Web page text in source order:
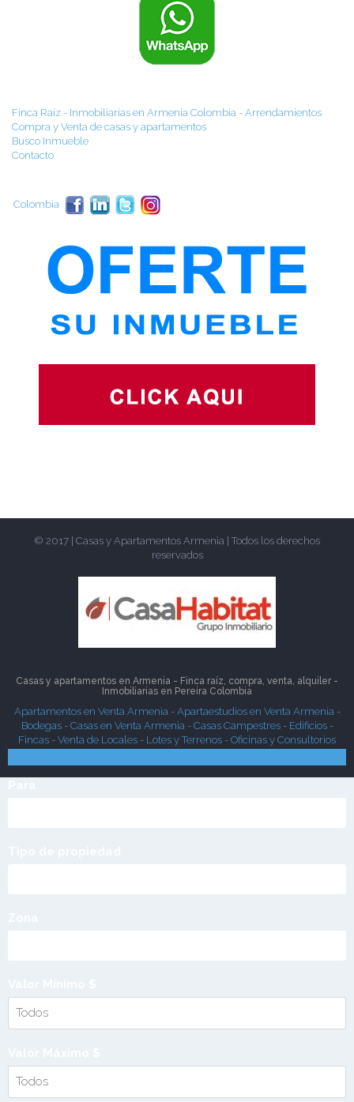
Finca Raíz - Inmobiliarias en Armenia Colombia - Arrendamientos
Compra y Venta de casas y apartamentos
Busco Inmueble
Contacto
Colombia
© 2017 | Casas y Apartamentos Armenia | Todos los derechos
reservados
Casas y apartamentos en Armenia - Finca raíz, compra, venta, alquiler -
Inmobiliarias en Pereira Colombia
Apartamentos en Venta Armenia - Apartaestudios en Venta Armenia -
Bodegas- Casas en Venta Armenia - Casas Campestres- Edificios-
Fincas - Venta de Locales - Lotes y Terrenos - Oficinas y Consultorios